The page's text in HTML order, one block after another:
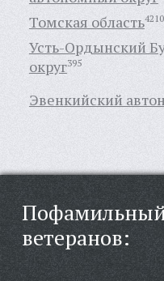
Томская область4210
Усть-Ордынский
округ395
Эвенкийский
ветеранов: